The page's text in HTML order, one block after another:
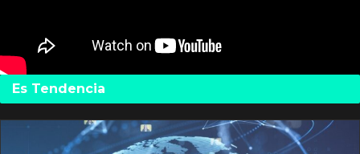
Es Tendencia